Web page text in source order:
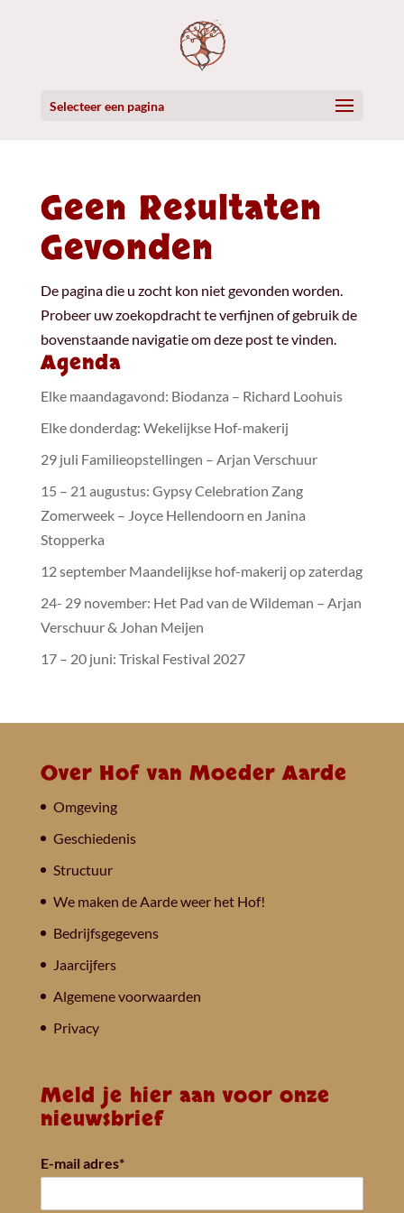
Selecteer een pagina
Geen Resultaten
Gevonden
De pagina die u zocht kon niet gevonden worden.
Probeer uw zoekopdracht te verfijnen of gebruik de
bovenstaande navigatie om deze post te vinden.
Agenda
Elke maandagavond: Biodanza – Richard Loohuis
Elke donderdag: Wekelijkse Hof-makerij
29 juli Familieopstellingen – Arjan Verschuur
15 – 21 augustus: Gypsy Celebration Zang
Zomerweek – Joyce Hellendoorn en Janina
Stopperka
12 september Maandelijkse hof-makerij op zaterdag
24- 29 november: Het Pad van de Wildeman – Arjan
Verschuur & Johan Meijen
17 – 20 juni: Triskal Festival 2027
Over Hof van Moeder Aarde
Omgeving
Geschiedenis
Structuur
We maken de Aarde weer het Hof!
Bedrijfsgegevens
Jaarcijfers
Algemene voorwaarden
Privacy
Meld je hier aan voor onze
nieuwsbrief
E-mail adres*